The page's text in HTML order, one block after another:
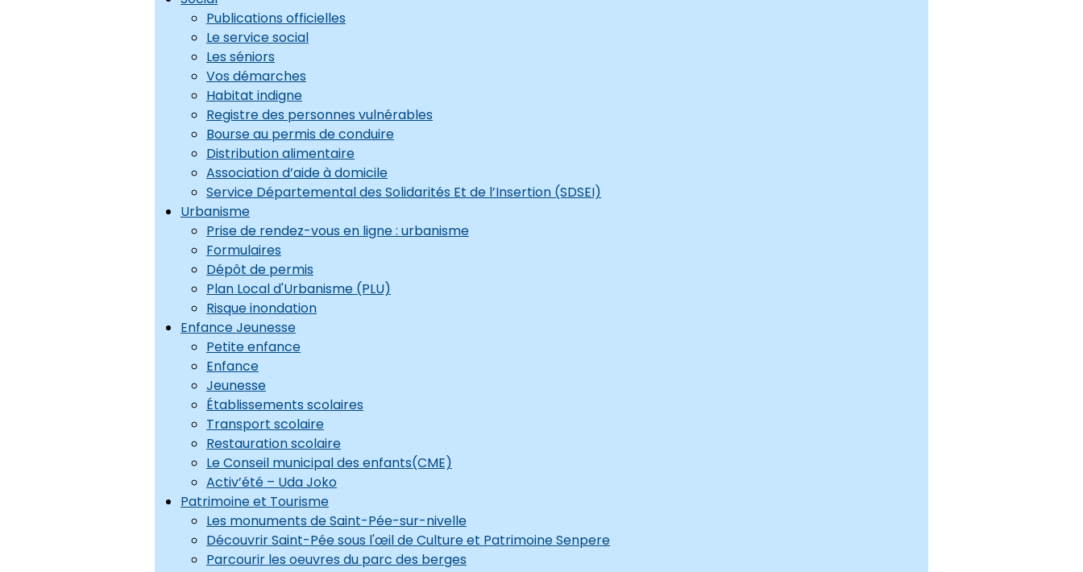
Publications officielles
Le service social
Les séniors
Vos démarches
Habitat indigne
Registre des personnes vulnérables
Bourse au permis de conduire
Distribution alimentaire
Association d’aide à domicile
Service Départemental des Solidarités Et de l’Insertion (SDSEI)
Urbanisme
Prise de rendez-vous en ligne : urbanisme
Formulaires
Dépôt de permis
Plan Local d'Urbanisme (PLU)
Risque inondation
Enfance Jeunesse
Petite enfance
Enfance
Jeunesse
Établissements scolaires
Transport scolaire
Restauration scolaire
Le Conseil municipal des enfants(CME)
Activ’été – Uda Joko
Patrimoine et Tourisme
Les monuments de Saint-Pée-sur-nivelle
Découvrir Saint-Pée sous l'œil de Culture et Patrimoine Senpere
Parcourir les oeuvres du parc des berges